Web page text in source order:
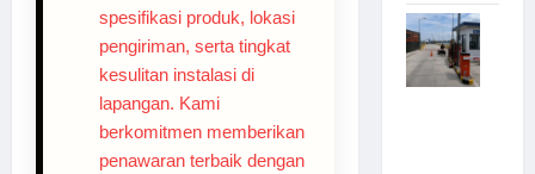
spesifikasi produk, lokasi
pengiriman, serta tingkat
kesulitan instalasi di
lapangan. Kami
berkomitmen memberikan
penawaran terbaik dengan